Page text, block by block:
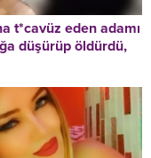
t*cavüz eden adamı
düşürüp öldürdü,